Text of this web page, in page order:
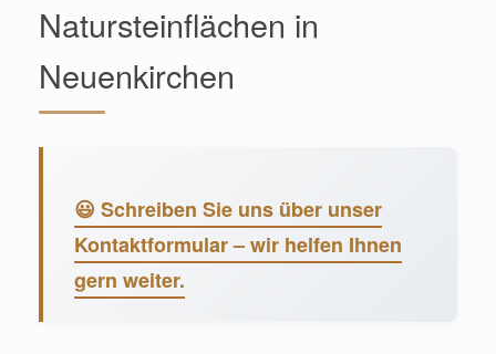
Natursteinflächen in
Neuenkirchen
😃 Schreiben Sie uns über unser
Kontaktformular – wir helfen Ihnen
gern weiter.